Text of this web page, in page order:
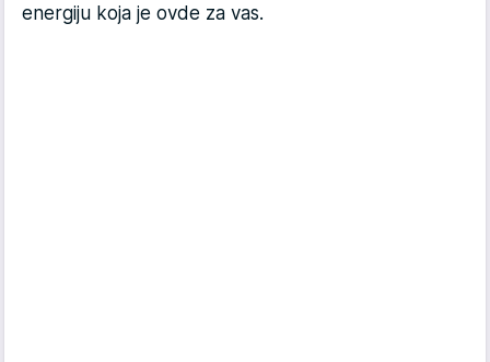
energiju koja je ovde za vas.